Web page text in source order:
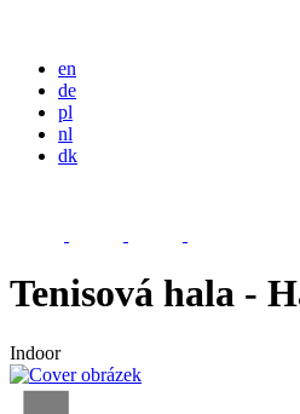
en
de
pl
nl
dk
Tenisová hala -
Indoor